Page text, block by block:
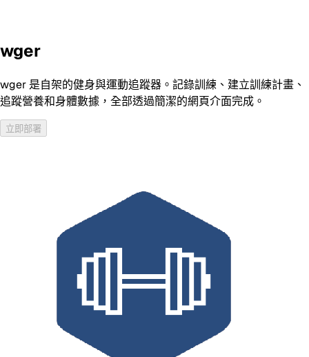
wger
wger 是自架的健身與運動追蹤器。記錄訓練、建立訓練計畫、
追蹤營養和身體數據，全部透過簡潔的網頁介面完成。
立即部署